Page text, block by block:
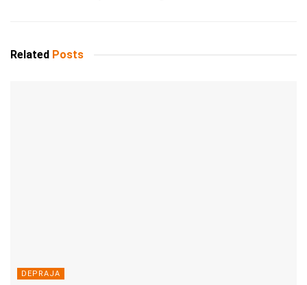
Related Posts
DEPRAJA